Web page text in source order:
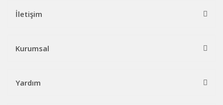
İletişim
Kurumsal
Yardım